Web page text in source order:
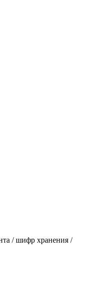
/ шифр хранения /